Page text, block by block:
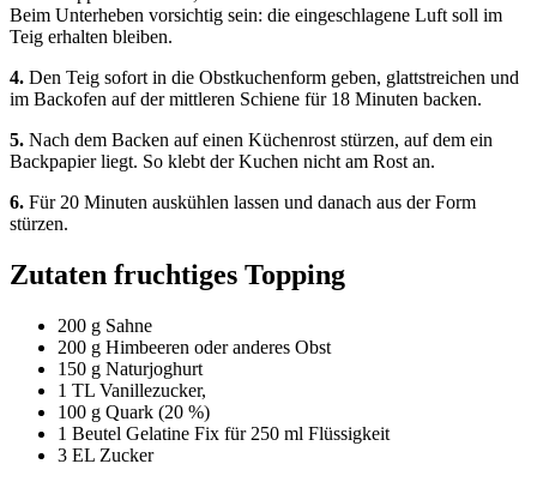
Beim Unterheben vorsichtig sein: die eingeschlagene Luft soll im
Teig erhalten bleiben.
4. Den Teig sofort in die Obstkuchenform geben, glattstreichen und
im Backofen auf der mittleren Schiene für 18 Minuten backen.
5. Nach dem Backen auf einen Küchenrost stürzen, auf dem ein
Backpapier liegt. So klebt der Kuchen nicht am Rost an.
6. Für 20 Minuten auskühlen lassen und danach aus der Form
stürzen.
Zutaten fruchtiges Topping
200 g Sahne
200 g Himbeeren oder anderes Obst
150 g Naturjoghurt
1 TL Vanillezucker,
100 g Quark (20 %)
1 Beutel Gelatine Fix für 250 ml Flüssigkeit
3 EL Zucker